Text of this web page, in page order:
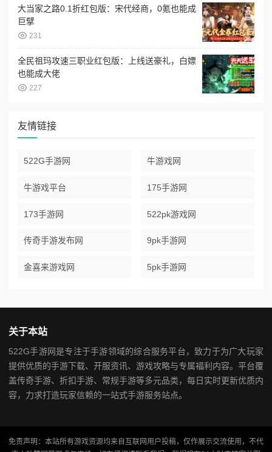
大当家之路0.1折红包版：宋代经商，0氪也能成
巨擘
231
全民祖玛攻速三职业红包版：上线送豪礼，白嫖
也能成大佬
227
友情链接
522G手游网 牛游戏网
牛游戏平台 175手游网
173手游网 522pk游戏网
传奇手游发布网 9pk手游网
金喜来游戏网 5pk手游网
关于本站
522G手游网是专注于手游领域的综合服务平台，致力于为广大玩家
提供优质的手游下载、开服资讯、游戏攻略与专属福利内容。平台覆
盖传奇手游、折扣手游、常规手游等多元品类，每日实时更新优质内
容，力求打造玩家信赖的一站式手游服务站点。
免责声明：本站所有游戏资源均来自互联网用户投稿，仅作展示交流使用，不代